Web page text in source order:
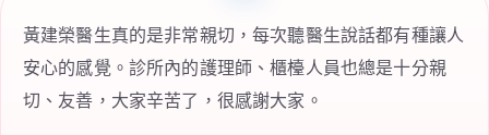
黃建榮醫生真的是非常親切，每次聽醫生說話都有種讓人
安心的感覺。診所內的護理師、櫃檯人員也總是十分親
切、友善，大家辛苦了，很感謝大家。